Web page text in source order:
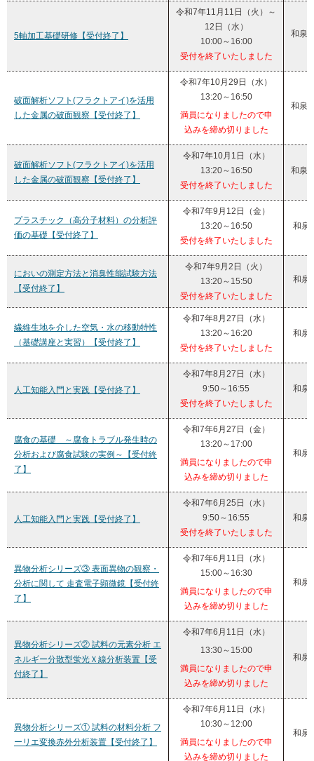
5軸加工基礎研修【受付終了】
令和7年11月11日（火）～
12日（水）
10:00～16:00
受付を終了いたしました
和泉
破面解析ソフト(フラクトアイ)を活用
した金属の破面観察【受付終了】
令和7年10月29日（水）
13:20～16:50
満員になりましたので申
込みを締め切りました
和泉
破面解析ソフト(フラクトアイ)を活用
した金属の破面観察【受付終了】
令和7年10月1日（水）
13:20～16:50
受付を終了いたしました
和泉
プラスチック（高分子材料）の分析評
価の基礎【受付終了】
令和7年9月12日（金）
13:20～16:50
受付を終了いたしました
和泉
においの測定方法と消臭性能試験方法
【受付終了】
令和7年9月2日（火）
13:20～15:50
受付を終了いたしました
和泉
繊維生地を介した空気・水の移動特性
（基礎講座と実習）【受付終了】
令和7年8月27日（水）
13:20～16:20
受付を終了いたしました
和泉
人工知能入門と実践【受付終了】
令和7年8月27日（水）
9:50～16:55
受付を終了いたしました
和泉
腐食の基礎 ～腐食トラブル発生時の
分析および腐食試験の実例～【受付終
了】
令和7年6月27日（金）
13:20～17:00
満員になりましたので申
込みを締め切りました
和泉
人工知能入門と実践【受付終了】
令和7年6月25日（水）
9:50～16:55
受付を終了いたしました
和泉
異物分析シリーズ③ 表面異物の観察・
分析に関して 走査電子顕微鏡【受付終
了】
令和7年6月11日（水）
15:00～16:30
満員になりましたので申
込みを締め切りました
和泉
異物分析シリーズ② 試料の元素分析 エ
ネルギー分散型蛍光Ｘ線分析装置【受
付終了】
令和7年6月11日（水）
13:30～15:00
満員になりましたので申
込みを締め切りました
和泉
異物分析シリーズ① 試料の材料分析 フ
ーリエ変換赤外分析装置【受付終了】
令和7年6月11日（水）
10:30～12:00
満員になりましたので申
込みを締め切りました
和泉